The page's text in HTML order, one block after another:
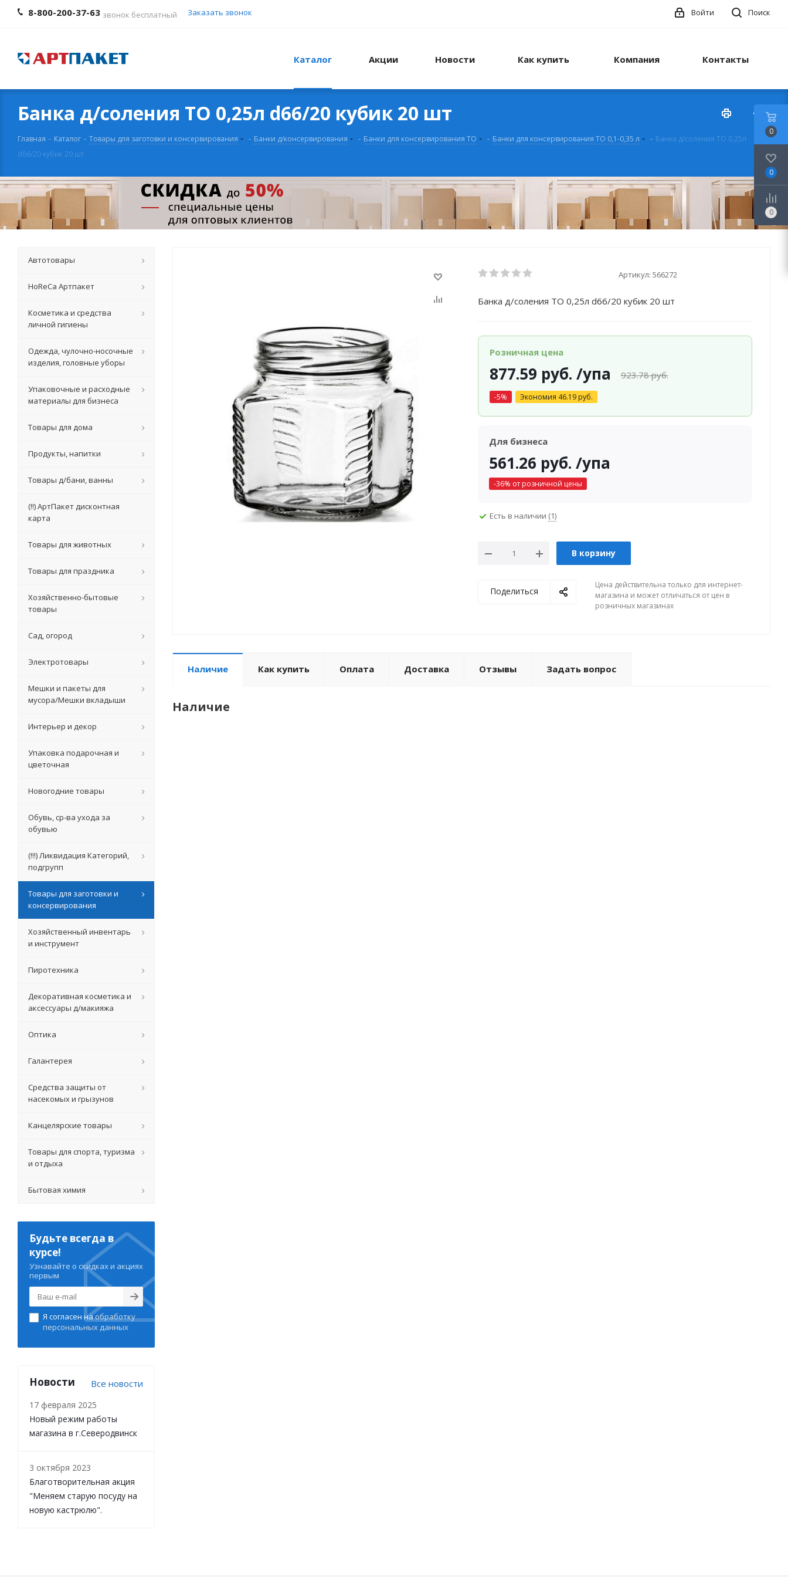
8-800-200-37-63 звонок бесплатный Заказать звонок Поиск
Войти
Каталог Акции Новости Как купить Компания Контакты
Банка д/соления ТО 0,25л d66/20 кубик 20 шт
Главная - Каталог - Товары для заготовки и консервирования - Банки д/консервирования - Банки для консервирования ТО - Банки для консервирования ТО 0,1-0,35 л - Банка д/соления ТО 0,25л
d66/20 кубик 20 шт
Артикул: 566272
Банка д/соления ТО 0,25л d66/20 кубик 20 шт
Розничная цена
877.59 руб. /упа 923.78руб.
-5% Экономия 46.19руб.
Для бизнеса
561.26 руб. /упа
-36% от розничной цены
Есть в наличии (1)
В корзину
Поделиться
Цена действительна только для интернет-
магазина и может отличаться от цен в
розничных магазинах
Наличие Как купить Оплата Доставка Отзывы Задать вопрос
Наличие
Автотовары
HoReCa Артпакет
Косметика и средства
личной гигиены
Одежда, чулочно-носочные
изделия, головные уборы
Упаковочные и расходные
материалы для бизнеса
Товары для дома
Продукты, напитки
Товары д/бани, ванны
(!!) АртПакет дисконтная
карта
Товары для животных
Товары для праздника
Хозяйственно-бытовые
товары
Сад, огород
Электротовары
Мешки и пакеты для
мусора/Мешки вкладыши
Интерьер и декор
Упаковка подарочная и
цветочная
Новогодние товары
Обувь, ср-ва ухода за
обувью
(!!!) Ликвидация Категорий,
подгрупп
Товары для заготовки и
консервирования
Хозяйственный инвентарь
и инструмент
Пиротехника
Декоративная косметика и
аксессуары д/макияжа
Оптика
Галантерея
Средства защиты от
насекомых и грызунов
Канцелярские товары
Товары для спорта, туризма
и отдыха
Бытовая химия
Будьте всегда в
курсе!
Узнавайте о скидках и акциях
первым
Я согласен наобработку
персональных данных
Новости Все новости
17 февраля 2025
Новый режим работы
магазина в г.Северодвинск
3 октября 2023
Благотворительная акция
"Меняем старую посуду на
новую кастрюлю".
0
0
0